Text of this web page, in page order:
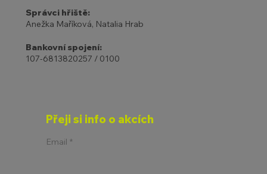
Správci hřiště:
Anežka Maříková, Natalia Hrab
Bankovní spojení:
107-6813820257 / 0100
Přeji si info o akcích
Email *